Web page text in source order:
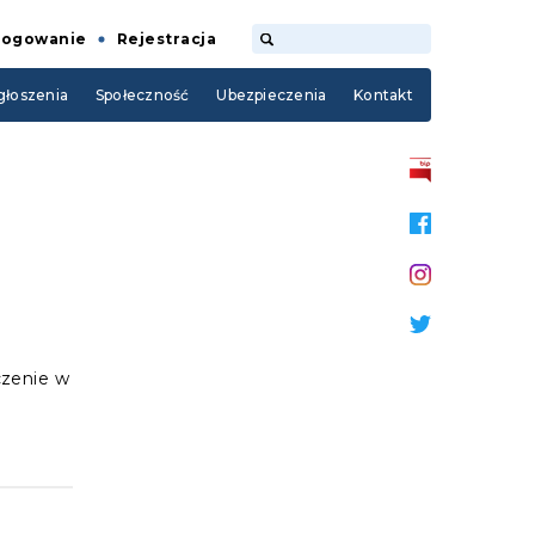
Rejestracja
Społeczność Ubezpieczenia Kontakt
w